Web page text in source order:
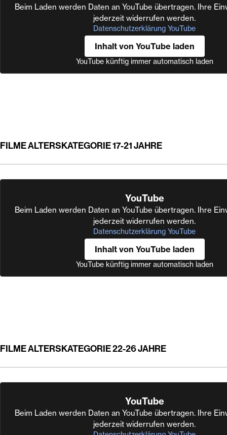
Beim Laden werden Daten an YouTube übertragen. Ihre
jederzeit widerrufen werden.
Datenschutzerklärung YouTube
Inhalt von YouTube laden
YouTube künftig immer automatisch laden
FILME ALTERSKATEGORIE 17-21 JAHRE
YouTube
Beim Laden werden Daten an YouTube übertragen. Ihre
jederzeit widerrufen werden.
Datenschutzerklärung YouTube
Inhalt von YouTube laden
YouTube künftig immer automatisch laden
FILME ALTERSKATEGORIE 22-26 JAHRE
YouTube
Beim Laden werden Daten an YouTube übertragen. Ihre
jederzeit widerrufen werden.